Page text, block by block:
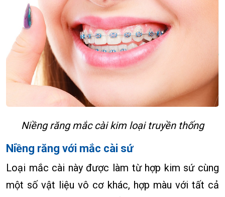
Niềng răng mắc cài kim loại truyền thống
Niềng răng với mắc cài sứ
Loại mắc cài này được làm từ hợp kim sứ cùng
một số vật liệu vô cơ khác, hợp màu với tất cả